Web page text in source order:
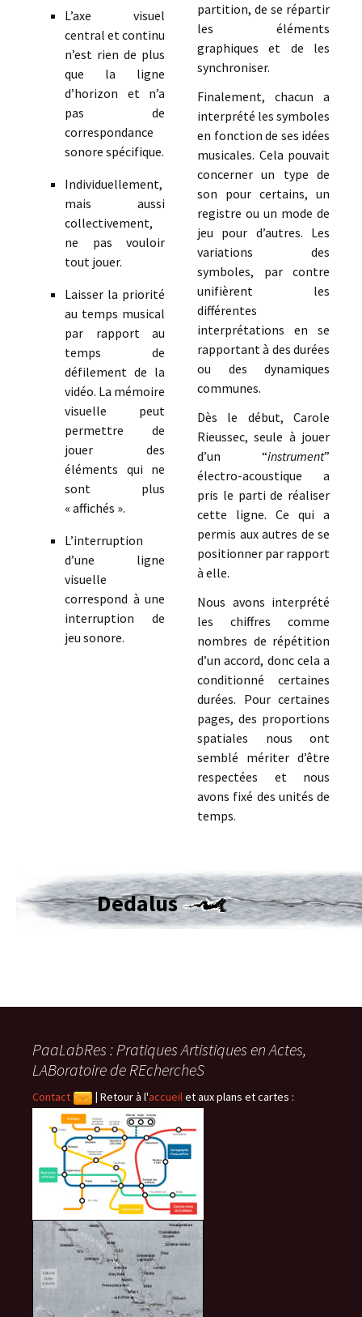
L’axe visuel
central et continu
n’est rien de plus
que la ligne
d’horizon et n’a
pas de
correspondance
sonore spécifique.
Individuellement,
mais aussi
collectivement,
ne pas vouloir
tout jouer.
Laisser la priorité
au temps musical
par rapport au
temps de
défilement de la
vidéo. La mémoire
visuelle peut
permettre de
jouer des
éléments qui ne
sont plus
« affichés ».
L’interruption
d’une ligne
visuelle
correspond à une
interruption de
jeu sonore.
partition, de se répartir
les éléments
graphiques et de les
synchroniser.
Finalement, chacun a
interprété les symboles
en fonction de ses idées
musicales. Cela pouvait
concerner un type de
son pour certains, un
registre ou un mode de
jeu pour d’autres. Les
variations des
symboles, par contre
unifièrent les
différentes
interprétations en se
rapportant à des durées
ou des dynamiques
communes.
Dès le début, Carole
Rieussec, seule à jouer
d’un “instrument”
électro-acoustique a
pris le parti de réaliser
cette ligne. Ce qui a
permis aux autres de se
positionner par rapport
à elle.
Nous avons interprété
les chiffres comme
nombres de répétition
d’un accord, donc cela a
conditionné certaines
durées. Pour certaines
pages, des proportions
spatiales nous ont
semblé mériter d’être
respectées et nous
avons fixé des unités de
temps.
Dedalus
PaaLabRes : Pratiques Artistiques en Actes,
LABoratoire de REchercheS
Contact | Retour à l'accueilet aux plans et cartes :